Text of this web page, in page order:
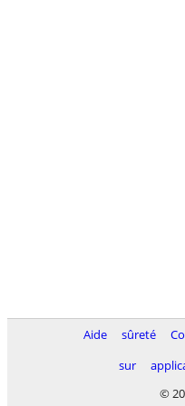
Aide sûreté
sur
©